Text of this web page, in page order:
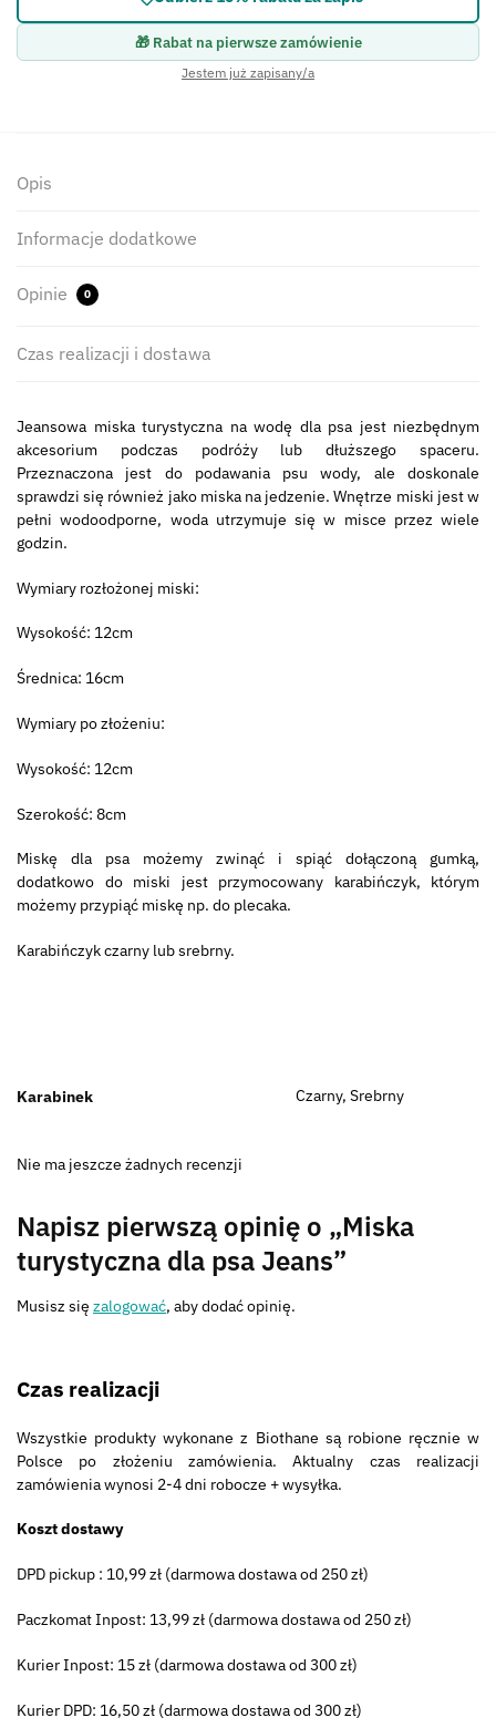
🎁 Rabat na pierwsze zamówienie
Jestem już zapisany/a
Opis
Informacje dodatkowe
Opinie 0
Czas realizacji i dostawa
Jeansowa miska turystyczna na wodę dla psa jest niezbędnym
akcesorium podczas podróży lub dłuższego spaceru.
Przeznaczona jest do podawania psu wody, ale doskonale
sprawdzi się również jako miska na jedzenie. Wnętrze miski jest w
pełni wodoodporne, woda utrzymuje się w misce przez wiele
godzin.
Wymiary rozłożonej miski:
Wysokość: 12cm
Średnica: 16cm
Wymiary po złożeniu:
Wysokość: 12cm
Szerokość: 8cm
Miskę dla psa możemy zwinąć i spiąć dołączoną gumką,
dodatkowo do miski jest przymocowany karabińczyk, którym
możemy przypiąć miskę np. do plecaka.
Karabińczyk czarny lub srebrny.
Karabinek Czarny, Srebrny
Nie ma jeszcze żadnych recenzji
Napisz pierwszą opinię o „Miska
turystyczna dla psa Jeans”
Musisz się zalogować, aby dodać opinię.
Czas realizacji
Wszystkie produkty wykonane z Biothane są robione ręcznie w
Polsce po złożeniu zamówienia. Aktualny czas realizacji
zamówienia wynosi 2-4 dni robocze + wysyłka.
Koszt dostawy
DPD pickup : 10,99 zł (darmowa dostawa od 250 zł)
Paczkomat Inpost: 13,99 zł (darmowa dostawa od 250 zł)
Kurier Inpost: 15 zł (darmowa dostawa od 300 zł)
Kurier DPD: 16,50 zł (darmowa dostawa od 300 zł)